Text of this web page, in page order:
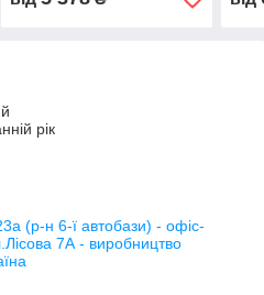
рік
(р-н 6-ї автобази) - офіс-
7А - виробництво